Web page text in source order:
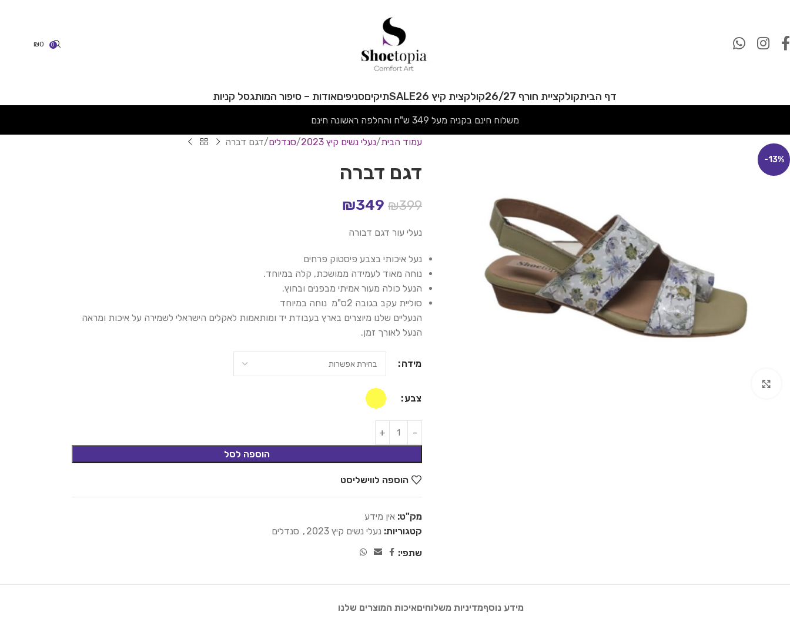
0
₪0
דף הביתקולקציית חורף 26/27 קולקצית קיץ 26 SALEתיקיםסניפיםאודות – סיפור המותגסל קניות
משלוח חינם בקניה מעל 349 ש"ח והחלפה ראשונה חינם
-13%
עמוד הבית נעלי נשים קיץ 2023 סנדלים דגם דברה
דגם דברה
₪399
₪349
נעלי עור דגם דבורה
נעל איכותי בצבע פיסטוק פרחים
נוחה מאוד לעמידה ממושכת, קלה במיוחד.
הנעל כולה מעור אמיתי מבפנים ובחוץ.
סוליית עקב בגובה 2ס"מ נוחה במיוחד
הנעליים שלנו מיוצרים בארץ בעבודת יד ומותאמות לאקלים הישראלי לשמירה על איכות ומראה
הנעל לאורך זמן.
מידה
צבע
הוספה לסל
הוספה לווישליסט
מק"ט: אין מידע
קטגוריות: נעלי נשים קיץ 2023 , סנדלים
שתפי:
מידע נוסףמדיניות משלוחיםאיכות המוצרים שלנו